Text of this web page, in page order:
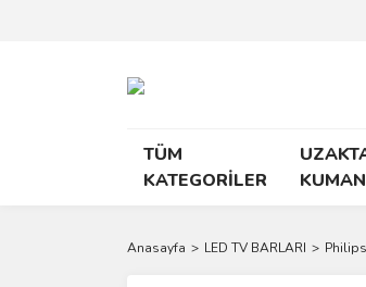
TÜM
KATEGORİLER
Anasayfa LED TV BARLARI